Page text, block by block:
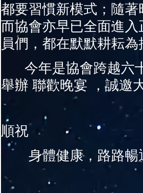
都要習慣新模式；隨
而協會亦早已全面進
員們，都在默默耕耘
今年是協會跨越六
舉辦 聯歡晚宴 ，誠邀
順祝
身體健康，路路暢